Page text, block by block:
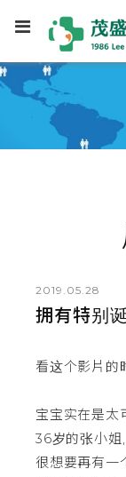
2019.05.28
拥有特别
看这个影片的
宝宝实在是太
36岁的张小姐
很想要再有一